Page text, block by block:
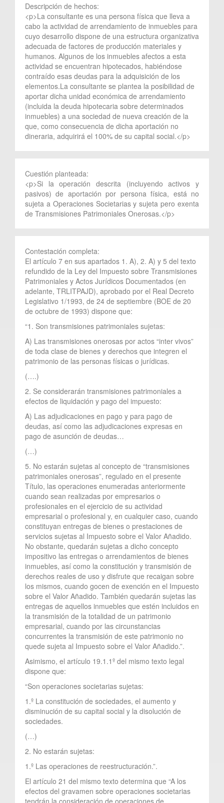
Descripción de hechos:
<p>La consultante es una persona física que lleva a
cabo la actividad de arrendamiento de inmuebles para
cuyo desarrollo dispone de una estructura organizativa
adecuada de factores de producción materiales y
humanos. Algunos de los inmuebles afectos a esta
actividad se encuentran hipotecados, habiéndose
contraído esas deudas para la adquisición de los
elementos.La consultante se plantea la posibilidad de
aportar dicha unidad económica de arrendamiento
(incluida la deuda hipotecaria sobre determinados
inmuebles) a una sociedad de nueva creación de la
que, como consecuencia de dicha aportación no
dineraria, adquirirá el 100% de su capital social.</p>
Cuestión planteada:
<p>Si la operación descrita (incluyendo activos y
pasivos) de aportación por persona física, está no
sujeta a Operaciones Societarias y sujeta pero exenta
de Transmisiones Patrimoniales Onerosas.</p>
Contestación completa:
El artículo 7 en sus apartados 1. A), 2. A) y 5 del texto
refundido de la Ley del Impuesto sobre Transmisiones
Patrimoniales y Actos Jurídicos Documentados (en
adelante, TRLITPAJD), aprobado por el Real Decreto
Legislativo 1/1993, de 24 de septiembre (BOE de 20
de octubre de 1993) dispone que:
“1. Son transmisiones patrimoniales sujetas:
A) Las transmisiones onerosas por actos “inter vivos”
de toda clase de bienes y derechos que integren el
patrimonio de las personas físicas o jurídicas.
(….)
2. Se considerarán transmisiones patrimoniales a
efectos de liquidación y pago del impuesto:
A) Las adjudicaciones en pago y para pago de
deudas, así como las adjudicaciones expresas en
pago de asunción de deudas…
(…)
5. No estarán sujetas al concepto de “transmisiones
patrimoniales onerosas”, regulado en el presente
Título, las operaciones enumeradas anteriormente
cuando sean realizadas por empresarios o
profesionales en el ejercicio de su actividad
empresarial o profesional y, en cualquier caso, cuando
constituyan entregas de bienes o prestaciones de
servicios sujetas al Impuesto sobre el Valor Añadido.
No obstante, quedarán sujetas a dicho concepto
impositivo las entregas o arrendamientos de bienes
inmuebles, así como la constitución y transmisión de
derechos reales de uso y disfrute que recaigan sobre
los mismos, cuando gocen de exención en el Impuesto
sobre el Valor Añadido. También quedarán sujetas las
entregas de aquellos inmuebles que estén incluidos en
la transmisión de la totalidad de un patrimonio
empresarial, cuando por las circunstancias
concurrentes la transmisión de este patrimonio no
quede sujeta al Impuesto sobre el Valor Añadido.”.
Asimismo, el artículo 19.1.1º del mismo texto legal
dispone que:
“Son operaciones societarias sujetas:
1.º La constitución de sociedades, el aumento y
disminución de su capital social y la disolución de
sociedades.
(…)
2. No estarán sujetas:
1.º Las operaciones de reestructuración.”.
El artículo 21 del mismo texto determina que “A los
efectos del gravamen sobre operaciones societarias
tendrán la consideración de operaciones de